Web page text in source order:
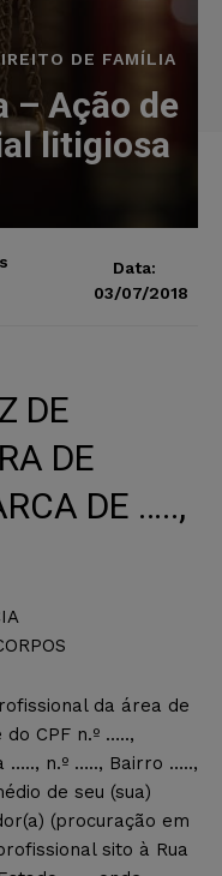
DE FAMÍLIA
– Ação de
litigiosa
Data:
03/07/2018
DE
DE
DE …..,
da área de
CPF n.º …..,
….., n.º ….., Bairro …..,
de seu (sua)
(procuração em
sito à Rua